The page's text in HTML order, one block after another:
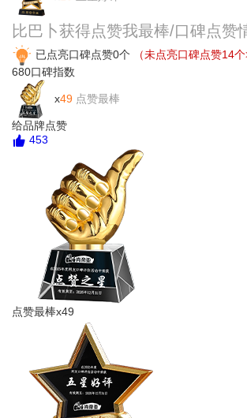
比巴卜获得点赞我最棒/口碑点赞
已点亮口碑点赞0个
（未点亮口碑点赞14个
680口碑指数
x49 点赞最棒
给品牌点赞
453
点赞最棒x49